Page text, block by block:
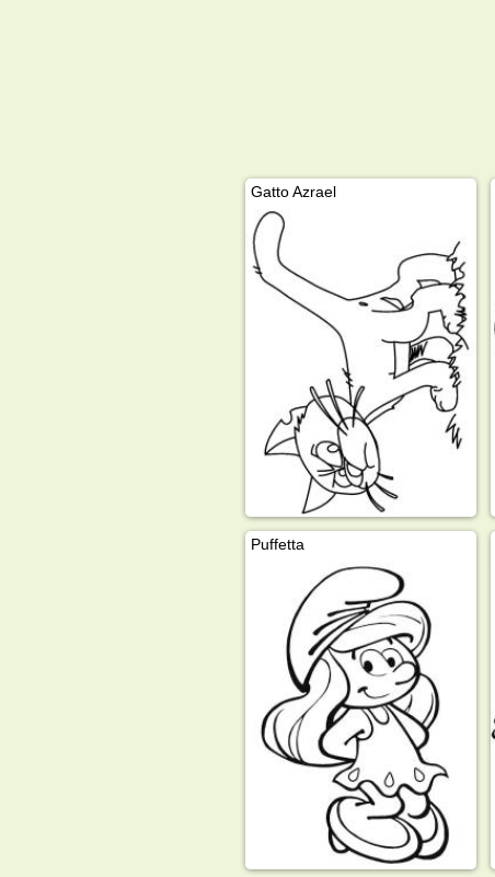
Gatto Azrael
Puffetta